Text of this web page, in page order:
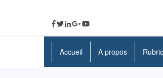
Accueil A propos